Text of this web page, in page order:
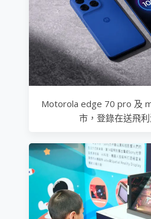
Motorola edge 70 pro 及
市，登錄在送飛